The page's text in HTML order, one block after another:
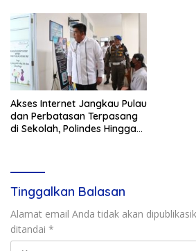
Akses Internet Jangkau Pulau
dan Perbatasan Terpasang
di Sekolah, Polindes Hingga
Tinggalkan Balasan
Alamat email Anda tidak akan
ditandai *